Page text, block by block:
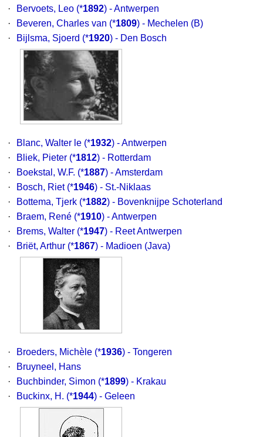
·
Bervoets, Leo (*1892) - Antwerpen
·
Beveren, Charles van (*1809) - Mechelen (B)
·
Bijlsma, Sjoerd (*1920) - Den Bosch
· Blanc, Walter le (*1932) - Antwerpen
·
Bliek, Pieter (*1812) - Rotterdam
·
Boekstal, W.F. (*1887) - Amsterdam
·
Bosch, Riet (*1946) - St.-Niklaas
·
Bottema, Tjerk (*1882) - Bovenknijpe Schoterland
·
Braem, René (*1910) - Antwerpen
·
Brems, Walter (*1947) - Reet Antwerpen
·
Briët, Arthur (*1867) - Madioen (Java)
· Broeders, Michèle (*1936) - Tongeren
·
Bruyneel, Hans
·
Buchbinder, Simon (*1899) - Krakau
·
Buckinx, H. (*1944) - Geleen